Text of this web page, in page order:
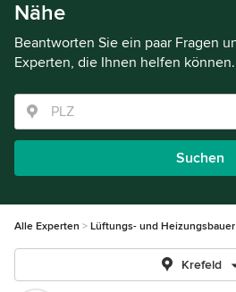
Nähe
Beantworten Sie ein paar Fragen
Experten, die Ihnen helfen können.
Suchen
Alle Experten Lüftungs- und Heizungsbauer
Krefeld